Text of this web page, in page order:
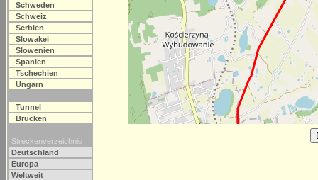
Schweden
Schweiz
Serbien
Slowakei
Slowenien
Spanien
Tschechien
Ungarn
Tunnel
Brücken
Streckenverzeichnis
Deutschland
Europa
Weltweit